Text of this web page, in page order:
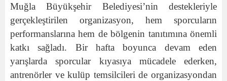
Muğla Büyükşehir Belediyesi’nin destekleriyle
gerçekleştirilen organizasyon, hem sporcuların
performanslarına hem de bölgenin tanıtımına önemli
katkı sağladı. Bir hafta boyunca devam eden
yarışlarda sporcular kıyasıya mücadele ederken,
antrenörler ve kulüp temsilcileri de organizasyondan